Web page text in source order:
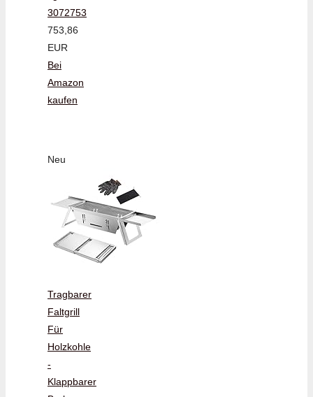
3072753
753,86
EUR
Bei
Amazon
kaufen
Neu
Tragbarer
Faltgrill
Für
Holzkohle
-
Klappbarer